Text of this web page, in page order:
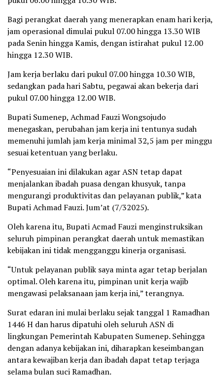
Bagi perangkat daerah yang menerapkan enam hari kerja,
jam operasional dimulai pukul 07.00 hingga 13.30 WIB
pada Senin hingga Kamis, dengan istirahat pukul 12.00
hingga 12.30 WIB.
Jam kerja berlaku dari pukul 07.00 hingga 10.30 WIB,
sedangkan pada hari Sabtu, pegawai akan bekerja dari
pukul 07.00 hingga 12.00 WIB.
Bupati Sumenep, Achmad Fauzi Wongsojudo
menegaskan, perubahan jam kerja ini tentunya sudah
memenuhi jumlah jam kerja minimal 32,5 jam per minggu
sesuai ketentuan yang berlaku.
“Penyesuaian ini dilakukan agar ASN tetap dapat
menjalankan ibadah puasa dengan khusyuk, tanpa
mengurangi produktivitas dan pelayanan publik,” kata
Bupati Achmad Fauzi. Jum’at (7/32025).
Oleh karena itu, Bupati Acmad Fauzi menginstruksikan
seluruh pimpinan perangkat daerah untuk memastikan
kebijakan ini tidak mengganggu kinerja organisasi.
“Untuk pelayanan publik saya minta agar tetap berjalan
optimal. Oleh karena itu, pimpinan unit kerja wajib
mengawasi pelaksanaan jam kerja ini,” terangnya.
Surat edaran ini mulai berlaku sejak tanggal 1 Ramadhan
1446 H dan harus dipatuhi oleh seluruh ASN di
lingkungan Pemerintah Kabupaten Sumenep. Sehingga
dengan adanya kebijakan ini, diharapkan keseimbangan
antara kewajiban kerja dan ibadah dapat tetap terjaga
selama bulan suci Ramadhan.